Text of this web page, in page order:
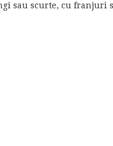
sau scurte, cu franjuri